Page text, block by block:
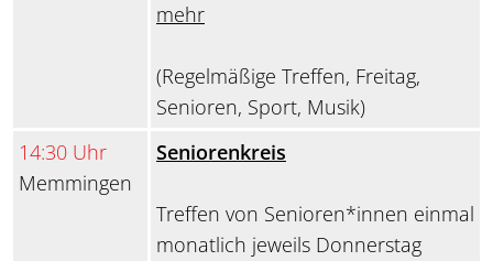
mehr
(Regelmäßige Treffen, Freitag,
Senioren, Sport, Musik)
14:30 Uhr
Memmingen
Seniorenkreis
Treffen von Senioren*innen einmal
monatlich jeweils Donnerstag